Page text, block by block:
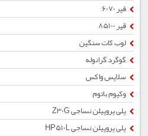
قیر 6070
قیر 85100
لوب کات سنگین
گوگرد گرانوله
سلاپس واکس
وکیوم باتوم
پلی پروپیلن نساجی Z30G
پلی پروپیلن نساجی HP510L